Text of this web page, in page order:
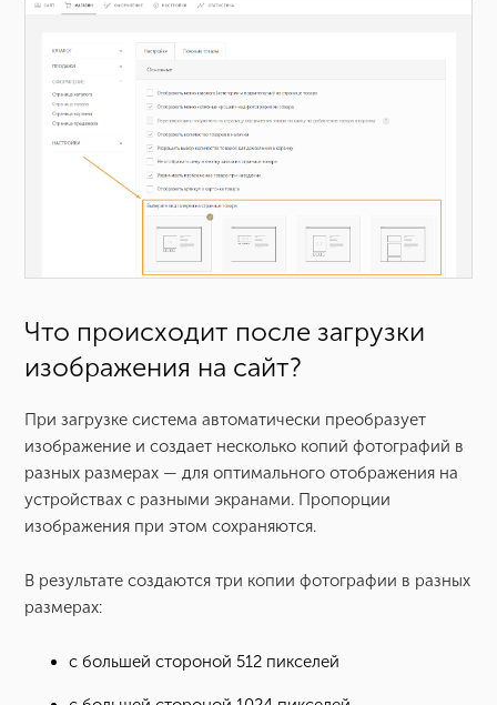
Что происходит после загрузки
изображения на сайт?
При загрузке система автоматически преобразует
изображение и создает несколько копий фотографий в
разных размерах — для оптимального отображения на
устройствах с разными экранами. Пропорции
изображения при этом сохраняются.
В результате создаются три копии фотографии в разных
размерах:
с большей стороной 512 пикселей